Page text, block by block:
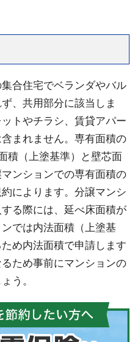
合住宅でベランダやバル
、共用部分に該当しま
トやチラシ、賃貸アパー
まれません。専有面積の
積（上塗基準）と壁芯面
ンションでの専有面積の
によります。分譲マンシ
る際には、延べ床面積が
では内法面積（上塗基
め内法面積で申請します
ため事前にマンションの
う。